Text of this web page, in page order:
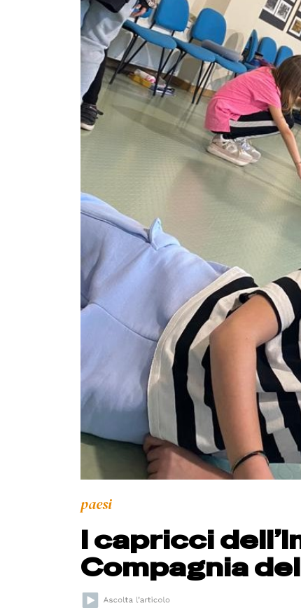
paesi
I capricci
Compagnia